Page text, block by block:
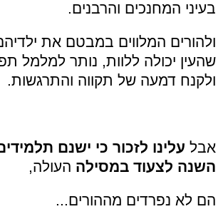
בעיני המחנכים והרבנים.
ולהורים המלווים במבטם את
שהעין יכולה ללוות, נותר למלמל
ולקנח דמעה של תקווה והתרגשות.
אבל עלינו לזכור כי ישנם
השנה לצעוד במסילה העולה,
הם לא נפרדים מההורים...